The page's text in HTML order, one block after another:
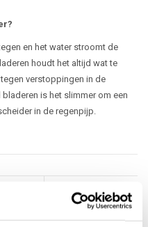
en het water stroomt de
houdt het altijd wat te
verstoppingen in de
is het slimmer om een
in de regenpijp.